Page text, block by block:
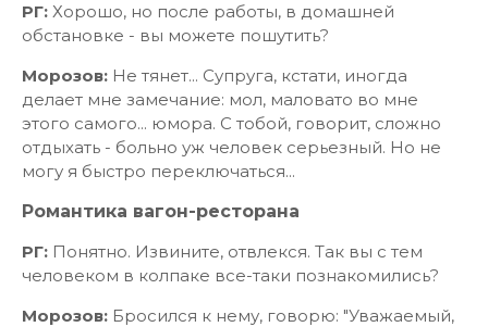
РГ: Хорошо, но после работы, в домашней
обстановке - вы можете пошутить?
Морозов: Не тянет... Супруга, кстати, иногда
делает мне замечание: мол, маловато во мне
этого самого... юмора. С тобой, говорит, сложно
отдыхать - больно уж человек серьезный. Но не
могу я быстро переключаться...
Романтика вагон-ресторана
РГ: Понятно. Извините, отвлекся. Так вы с тем
человеком в колпаке все-таки познакомились?
Морозов: Бросился к нему, говорю: "Уважаемый,